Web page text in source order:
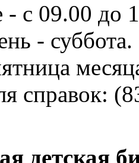
- с 09.00 до
- суббота.
справок:
детская